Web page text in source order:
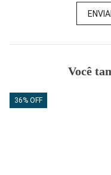
Você
36% OFF